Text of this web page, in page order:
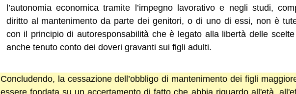
l’autonomia economica tramite l’impegno lavorativo e negli studi,
diritto al mantenimento da parte dei genitori, o di uno di essi, non è
con il principio di autoresponsabilità che è legato alla libertà delle
anche tenuto conto dei doveri gravanti sui figli adulti.
Concludendo, la cessazione dell’obbligo di mantenimento dei figli
essere fondata su un accertamento di fatto che abbia riguardo all'età,